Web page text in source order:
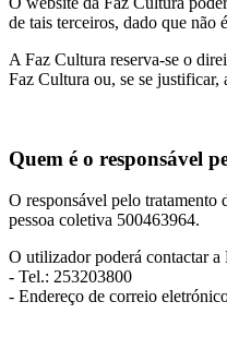
de tais terceiros, dado que não
A Faz Cultura reserva-se o
Faz Cultura ou, se se justificar,
Quem é o responsável
O responsável pelo tratamento
pessoa coletiva 500463964.
O utilizador poderá contactar a
- Tel.: 253203800
- Endereço de correio